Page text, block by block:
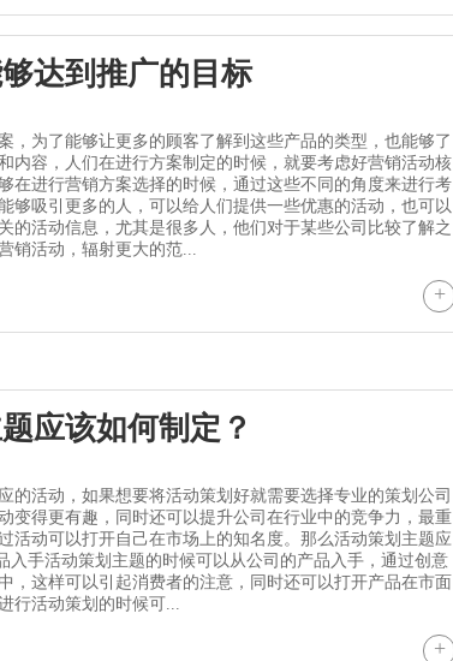
达到推广的目标
，为了能够让更多的顾客了解到这些产品的类型，也能够了
内容，人们在进行方案制定的时候，就要考虑好营销活动核
在进行营销方案选择的时候，通过这些不同的角度来进行考
够吸引更多的人，可以给人们提供一些优惠的活动，也可以
的活动信息，尤其是很多人，他们对于某些公司比较了解之
销活动，辐射更大的范...
+
应该如何制定？
的活动，如果想要将活动策划好就需要选择专业的策划公司
变得更有趣，同时还可以提升公司在行业中的竞争力，最重
活动可以打开自己在市场上的知名度。那么活动策划主题应
入手活动策划主题的时候可以从公司的产品入手，通过创意
，这样可以引起消费者的注意，同时还可以打开产品在市面
行活动策划的时候可...
+